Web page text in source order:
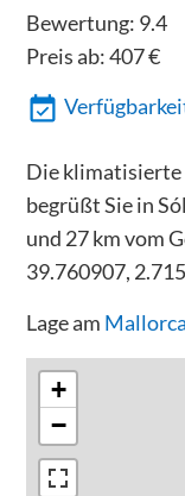
Bewertung: 9.4
Preis ab:407€
Die klimatisierte
begrüßt Sie in
und 27 km vom
39.760907,
Lage am
+
−